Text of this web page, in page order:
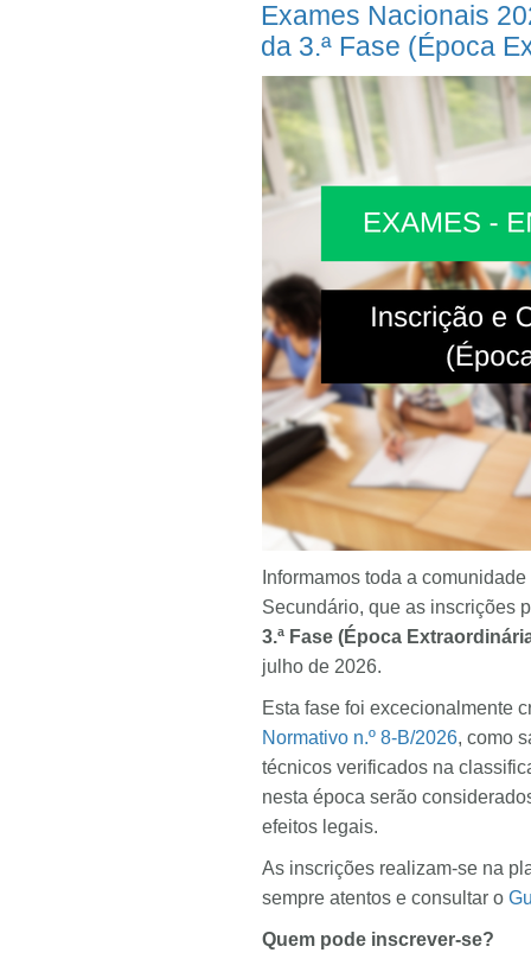
Exames Nacionais
da 3.ª Fase (Época
Informamos toda a
Secundário, que as inscrições
3.ª Fase (Época
julho de 2026.
Esta fase foi excecionalmente
Normativo n.º 8-B/2026, como
técnicos verificados na
nesta época serão
efeitos legais.
As inscrições realizam-se na
sempre atentos e consultar o
Quem pode inscrever-se?